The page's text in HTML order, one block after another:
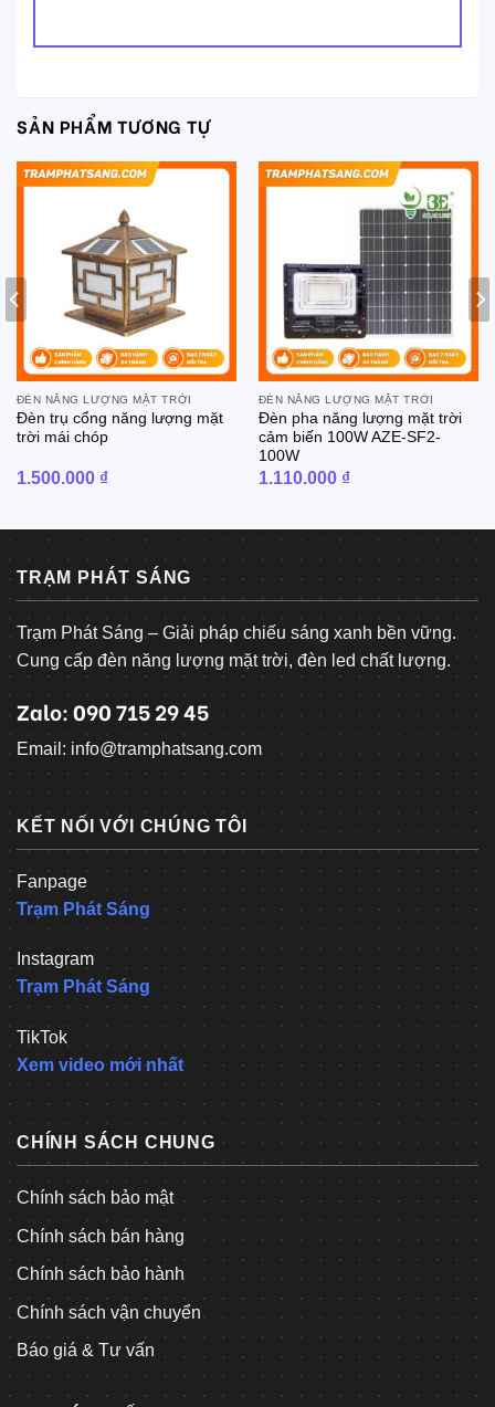
SẢN PHẨM TƯƠNG TỰ
ĐÈN NĂNG LƯỢNG MẶT TRỜI
Đèn trụ cổng năng lượng mặt
trời mái chóp
1.500.000 ₫
ĐÈN NĂNG LƯỢNG MẶT TRỜI
Đèn pha năng lượng mặt trời
cảm biến 100W AZE-SF2-
100W
1.110.000 ₫
TRẠM PHÁT SÁNG
Trạm Phát Sáng – Giải pháp chiếu sáng xanh bền vững.
Cung cấp đèn năng lượng mặt trời, đèn led chất lượng.
Zalo: 090 715 29 45
Email: info@tramphatsang.com
KẾT NỐI VỚI CHÚNG TÔI
Fanpage
Trạm Phát Sáng
Instagram
Trạm Phát Sáng
TikTok
Xem video mới nhất
CHÍNH SÁCH CHUNG
Chính sách bảo mật
Chính sách bán hàng
Chính sách bảo hành
Chính sách vận chuyển
Báo giá & Tư vấn